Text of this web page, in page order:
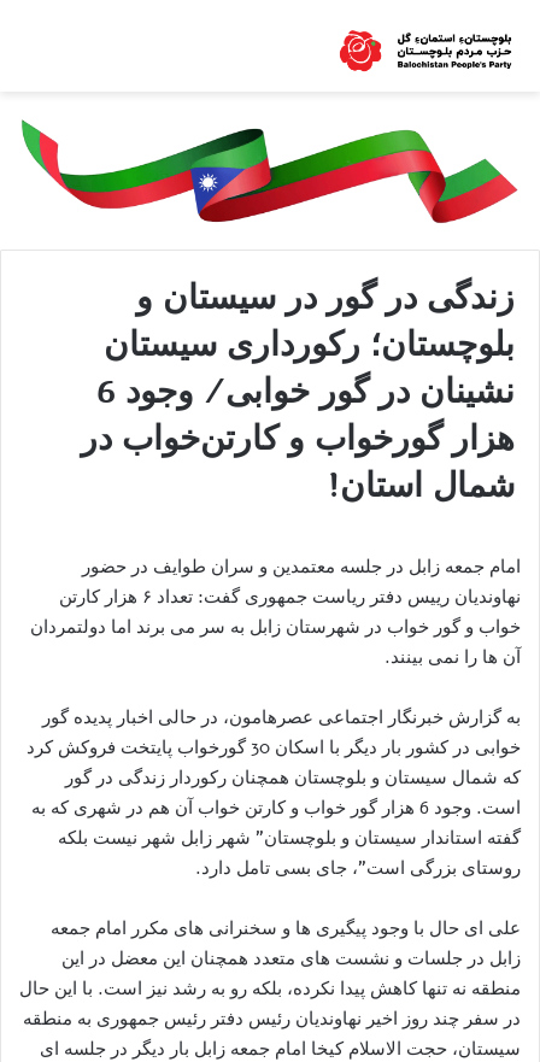
زندگی در گور در سیستان و
بلوچستان؛ رکورداری سیستان
نشینان در گور خوابی/ وجود 6
هزار گورخواب و کارتن‌خواب در
شمال استان!
امام جمعه زابل در جلسه معتمدین و سران طوایف در حضور
نهاوندیان رییس دفتر ریاست جمهوری گفت: تعداد ۶ هزار کارتن
خواب و گور خواب در شهرستان زابل به سر می برند اما دولتمردان
آن ها را نمی بینند.
به گزارش خبرنگار اجتماعی عصرهامون، در حالی اخبار پدیده گور
خوابی در کشور بار دیگر با اسکان 30 گورخواب پایتخت فروکش کرد
که شمال سیستان و بلوچستان همچنان رکوردار زندگی در گور
است. وجود 6 هزار گور خواب و کارتن خواب آن هم در شهری که به
گفته استاندار سیستان و بلوچستان” شهر زابل شهر نیست بلکه
روستای بزرگی است”، جای بسی تامل دارد.
علی ای حال با وجود پیگیری ها و سخنرانی های مکرر امام جمعه
زابل در جلسات و نشست های متعدد همچنان این معضل در این
منطقه نه تنها کاهش پیدا نکرده، بلکه رو به رشد نیز است. با این حال
در سفر چند روز اخیر نهاوندیان رئیس دفتر رئیس جمهوری به منطقه
سیستان، حجت الاسلام کیخا امام جمعه زابل بار دیگر در جلسه ای